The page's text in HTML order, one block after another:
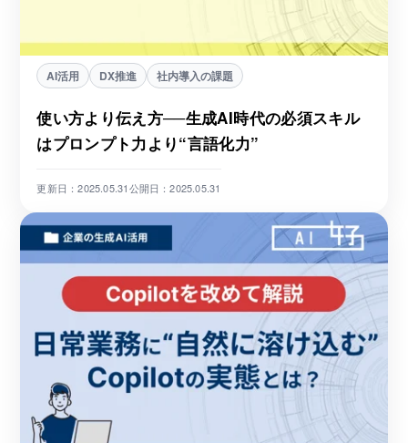
AI活用 DX推進 社内導入の課題
使い方より伝え方──生成AI時代の必須スキル
はプロンプト力より“言語化力”
更新日：2025.05.31公開日：2025.05.31